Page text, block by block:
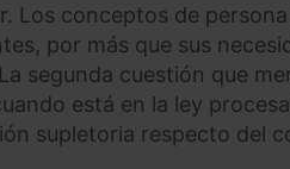
Los conceptos de
por más que sus
segunda cuestión que
está en la ley
supletoria respecto del